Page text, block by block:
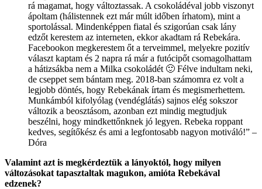
rá magamat, hogy változtassak. A csokoládéval jobb viszonyt
ápoltam (hálistennek ezt már múlt időben írhatom), mint a
sportolással. Mindenképpen fiatal és szigorúan csak lány
edzőt kerestem az interneten, ekkor akadtam rá Rebekára.
Facebookon megkerestem őt a terveimmel, melyekre pozitív
választ kaptam és 2 napra rá már a futócipőt csomagolhattam
a hátizsákba nem a Milka csokoládét 🙂 Félve indultam neki,
de cseppet sem bántam meg. 2018-ban számomra ez volt a
legjobb döntés, hogy Rebekának írtam és megismerhettem.
Munkámból kifolyólag (vendéglátás) sajnos elég sokszor
változik a beosztásom, azonban ezt mindig megtudjuk
beszélni, hogy mindkettőnknek jó legyen. Rebeka roppant
kedves, segítőkész és ami a legfontosabb nagyon motiváló!” –
Dóra
Valamint azt is megkérdeztük a lányoktól, hogy milyen
változásokat tapasztaltak magukon, amióta Rebekával
edzenek?